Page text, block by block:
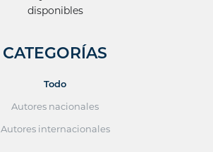
disponibles
CATEGORÍAS
Todo
Autores nacionales
Autores internacionales